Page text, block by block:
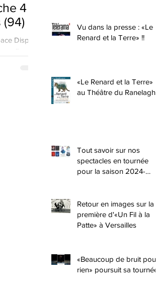
4
(94)
Dispan
Vu dans la presse : «Le
Renard et la Terre» !!
«Le Renard et la Terre»
au Théâtre du Ranelagh !
Tout savoir sur nos
spectacles en tournée
pour la saison 2024-
Retour en images sur la
première d'«Un Fil à la
Patte» à Versailles
«Beaucoup de bruit pour
rien» poursuit sa tournée